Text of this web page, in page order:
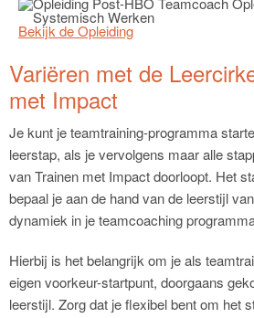
Bekijk de Opleiding
Variëren met de
met Impact
Je kunt je teamtraining-programma
leerstap, als je vervolgens maar alle
van Trainen met Impact doorloopt. Het
bepaal je aan de hand van de leerstijl
dynamiek in je teamcoaching
Hierbij is het belangrijk om je als
eigen voorkeur-startpunt, doorgaans
leerstijl. Zorg dat je flexibel bent om het